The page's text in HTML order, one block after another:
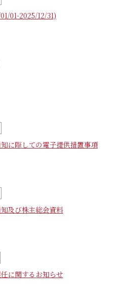
01-2025/12/31)
に際しての電子提供措置事項
及び株主総会資料
に関するお知らせ